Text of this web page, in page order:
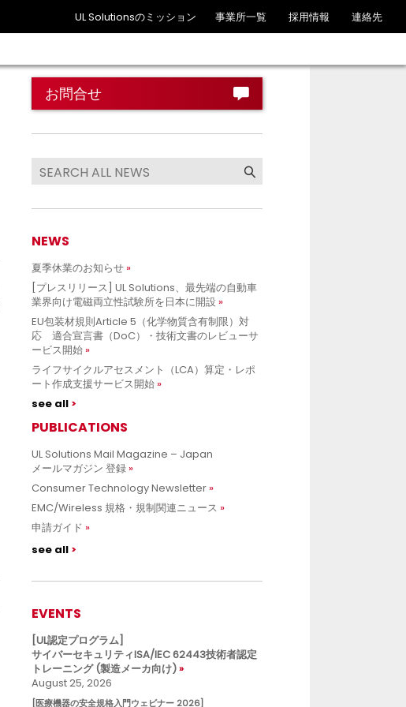
UL Solutionsのミッション 事業所一覧 採用情報 連絡先
お問合せ
NEWS
夏季休業のお知らせ
[プレスリリース] UL Solutions、最先端の自動車
業界向け電磁両立性試験所を日本に開設
EU包装材規則Article 5（化学物質含有制限）対
応 適合宣言書（DoC）・技術文書のレビューサ
ービス開始
ライフサイクルアセスメント（LCA）算定・レポ
ート作成支援サービス開始
see all
PUBLICATIONS
UL Solutions Mail Magazine – Japan
メールマガジン 登録
Consumer Technology Newsletter
EMC/Wireless 規格・規制関連ニュース
申請ガイド
see all
EVENTS
[UL認定プログラム]
サイバーセキュリティISA/IEC 62443技術者認定
トレーニング (製造メーカ向け)
August 25, 2026
[医療機器の安全規格入門ウェビナー 2026]